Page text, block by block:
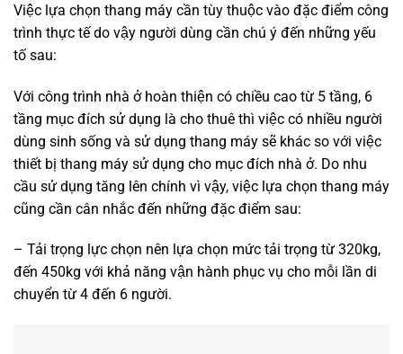
Việc lựa chọn thang máy cần tùy thuộc vào đặc điểm công
trình thực tế do vậy người dùng cần chú ý đến những yếu
tố sau:
Với công trình nhà ở hoàn thiện có chiều cao từ 5 tầng, 6
tầng mục đích sử dụng là cho thuê thì việc có nhiều người
dùng sinh sống và sử dụng thang máy sẽ khác so với việc
thiết bị thang máy sử dụng cho mục đích nhà ở. Do nhu
cầu sử dụng tăng lên chính vì vậy, việc lựa chọn thang máy
cũng cần cân nhắc đến những đặc điểm sau:
– Tải trọng lực chọn nên lựa chọn mức tải trọng từ 320kg,
đến 450kg với khả năng vận hành phục vụ cho mỗi lần di
chuyển từ 4 đến 6 người.